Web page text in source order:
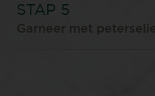
Garneer met peterselie.